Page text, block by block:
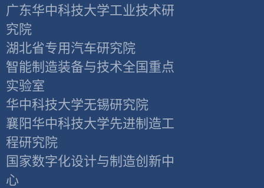
广东华中科技大学工业技术研
究院
湖北省专用汽车研究院
智能制造装备与技术全国重点
实验室
华中科技大学无锡研究院
襄阳华中科技大学先进制造工
程研究院
国家数字化设计与制造创新中
心